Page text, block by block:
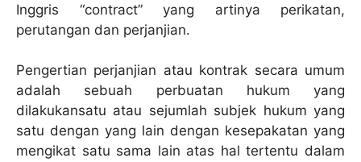
Inggris “contract” yang artinya perikatan,
perutangan dan perjanjian.
Pengertian perjanjian atau kontrak secara umum
adalah sebuah perbuatan hukum yang
dilakukansatu atau sejumlah subjek hukum yang
satu dengan yang lain dengan kesepakatan yang
mengikat satu sama lain atas hal tertentu dalam